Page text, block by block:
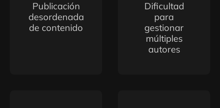
Publicación
desordenada
de contenido
Dificultad
para
gestionar
múltiples
autores